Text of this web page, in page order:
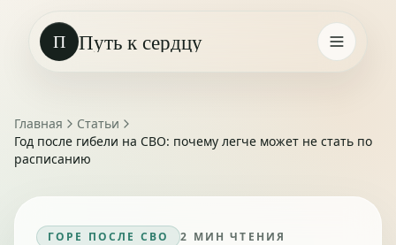
П Путь к сердцу
Главная
Статьи
Год после гибели на СВО: почему легче может не стать по
расписанию
ГОРЕ ПОСЛЕ СВО 2 МИН ЧТЕНИЯ